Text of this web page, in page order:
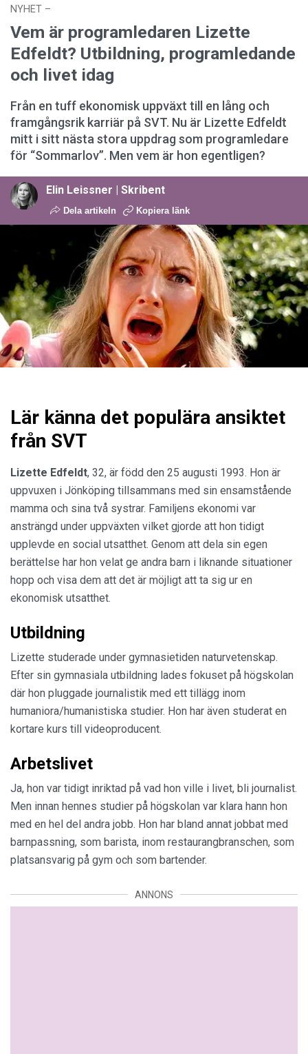
NYHET –
Vem är programledaren Lizette
Edfeldt? Utbildning, programledande
och livet idag
Från en tuff ekonomisk uppväxt till en lång och
framgångsrik karriär på SVT. Nu är Lizette Edfeldt
mitt i sitt nästa stora uppdrag som programledare
för “Sommarlov”. Men vem är hon egentligen?
Elin Leissner | Skribent
Dela artikeln Kopiera länk
Lär känna det populära ansiktet
från SVT
Lizette Edfeldt, 32, är född den 25 augusti 1993. Hon är
uppvuxen i Jönköping tillsammans med sin ensamstående
mamma och sina två systrar. Familjens ekonomi var
ansträngd under uppväxten vilket gjorde att hon tidigt
upplevde en social utsatthet. Genom att dela sin egen
berättelse har hon velat ge andra barn i liknande situationer
hopp och visa dem att det är möjligt att ta sig ur en
ekonomisk utsatthet.
Utbildning
Lizette studerade under gymnasietiden naturvetenskap.
Efter sin gymnasiala utbildning lades fokuset på högskolan
där hon pluggade journalistik med ett tillägg inom
humaniora/humanistiska studier. Hon har även studerat en
kortare kurs till videoproducent.
Arbetslivet
Ja, hon var tidigt inriktad på vad hon ville i livet, bli journalist.
Men innan hennes studier på högskolan var klara hann hon
med en hel del andra jobb. Hon har bland annat jobbat med
barnpassning, som barista, inom restaurangbranschen, som
platsansvarig på gym och som bartender.
ANNONS